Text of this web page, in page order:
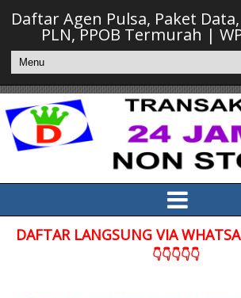
Daftar Agen Pulsa, Paket
PLN, PPOB Termurah |
DAFTAR LANGSUNG VIA
👇👇👇👇👇